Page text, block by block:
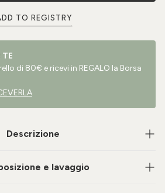
TO REGISTRY
TE
di 80€ e ricevi in REGALO la Borsa
Descrizione
e lavaggio